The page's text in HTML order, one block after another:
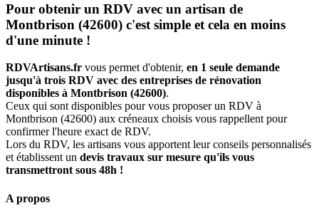
Pour obtenir un RDV avec un artisan de
Montbrison (42600) c'est simple et cela en moins
d'une minute !
RDVArtisans.fr vous permet d'obtenir, en 1 seule demande
jusqu'à trois RDV avec des entreprises de rénovation
disponibles à Montbrison (42600).
Ceux qui sont disponibles pour vous proposer un RDV à
Montbrison (42600) aux créneaux choisis vous rappellent pour
confirmer l'heure exact de RDV.
Lors du RDV, les artisans vous apportent leur conseils personnalisés
et établissent un devis travaux sur mesure qu'ils vous
transmettront sous 48h !
A propos